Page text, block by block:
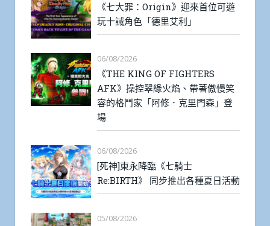
《七大罪：Origin》迎來首位可遊
玩十誡角色「德里艾利」
06/08/2026
《THE KING OF FIGHTERS
AFK》操控翠綠火焰、帶著傲慢笑
容的格鬥家「阿修．克里門森」登
場
06/08/2026
[死神]東永降臨《七騎士
Re:BIRTH》 同步推出各種夏日活動
05/08/2026